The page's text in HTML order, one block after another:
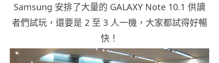
Samsung 安排了大量的 GALAXY Note 10.1 供讀
者們試玩，還要是 2 至 3 人一機，大家都試得好暢
快！